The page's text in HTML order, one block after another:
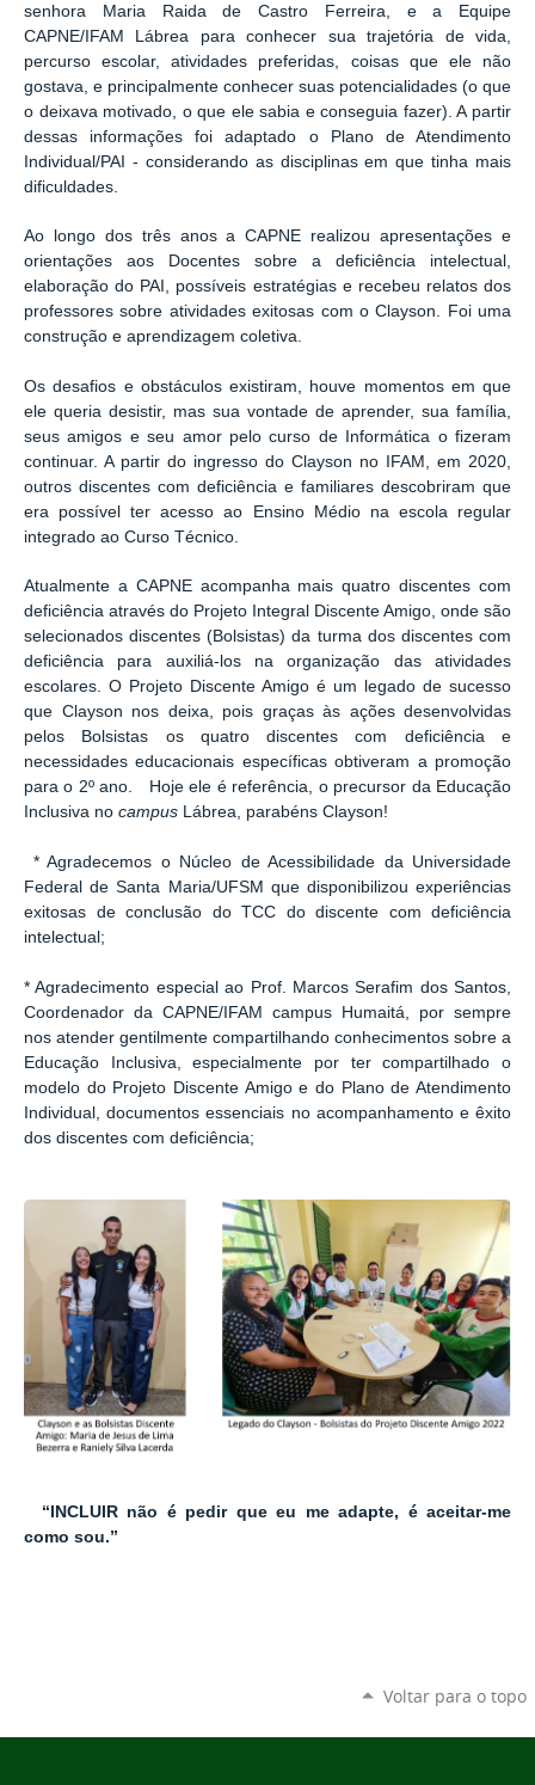
senhora Maria Raida de Castro Ferreira, e a Equipe
CAPNE/IFAM Lábrea para conhecer sua trajetória de vida,
percurso escolar, atividades preferidas, coisas que ele não
gostava, e principalmente conhecer suas potencialidades (o que
o deixava motivado, o que ele sabia e conseguia fazer). A partir
dessas informações foi adaptado o Plano de Atendimento
Individual/PAI - considerando as disciplinas em que tinha mais
dificuldades.
Ao longo dos três anos a CAPNE realizou apresentações e
orientações aos Docentes sobre a deficiência intelectual,
elaboração do PAI, possíveis estratégias e recebeu relatos dos
professores sobre atividades exitosas com o Clayson. Foi uma
construção e aprendizagem coletiva.
Os desafios e obstáculos existiram, houve momentos em que
ele queria desistir, mas sua vontade de aprender, sua família,
seus amigos e seu amor pelo curso de Informática o fizeram
continuar. A partir do ingresso do Clayson no IFAM, em 2020,
outros discentes com deficiência e familiares descobriram que
era possível ter acesso ao Ensino Médio na escola regular
integrado ao Curso Técnico.
Atualmente a CAPNE acompanha mais quatro discentes com
deficiência através do Projeto Integral Discente Amigo, onde são
selecionados discentes (Bolsistas) da turma dos discentes com
deficiência para auxiliá-los na organização das atividades
escolares. O Projeto Discente Amigo é um legado de sucesso
que Clayson nos deixa, pois graças às ações desenvolvidas
pelos Bolsistas os quatro discentes com deficiência e
necessidades educacionais específicas obtiveram a promoção
para o 2º ano. Hoje ele é referência, o precursor da Educação
Inclusiva no campus Lábrea, parabéns Clayson!
* Agradecemos o Núcleo de Acessibilidade da Universidade
Federal de Santa Maria/UFSM que disponibilizou experiências
exitosas de conclusão do TCC do discente com deficiência
intelectual;
* Agradecimento especial ao Prof. Marcos Serafim dos Santos,
Coordenador da CAPNE/IFAM campus Humaitá, por sempre
nos atender gentilmente compartilhando conhecimentos sobre a
Educação Inclusiva, especialmente por ter compartilhado o
modelo do Projeto Discente Amigo e do Plano de Atendimento
Individual, documentos essenciais no acompanhamento e êxito
dos discentes com deficiência;
“INCLUIR não é pedir que eu me adapte, é aceitar-me
como sou.”
Voltar para o topo